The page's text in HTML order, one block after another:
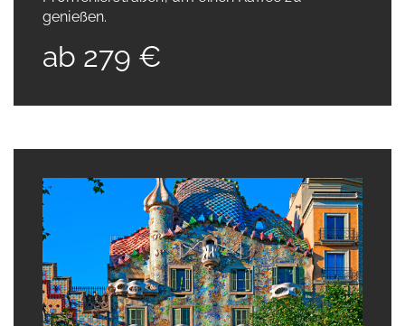
genießen.
ab 279 €